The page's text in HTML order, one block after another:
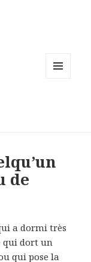
de
a dormi très
qui dort un
qui pose la